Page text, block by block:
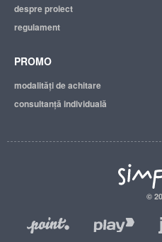
despre proiect
regulament
PROMO
modalităţi de achitare
consultanță individuală
©